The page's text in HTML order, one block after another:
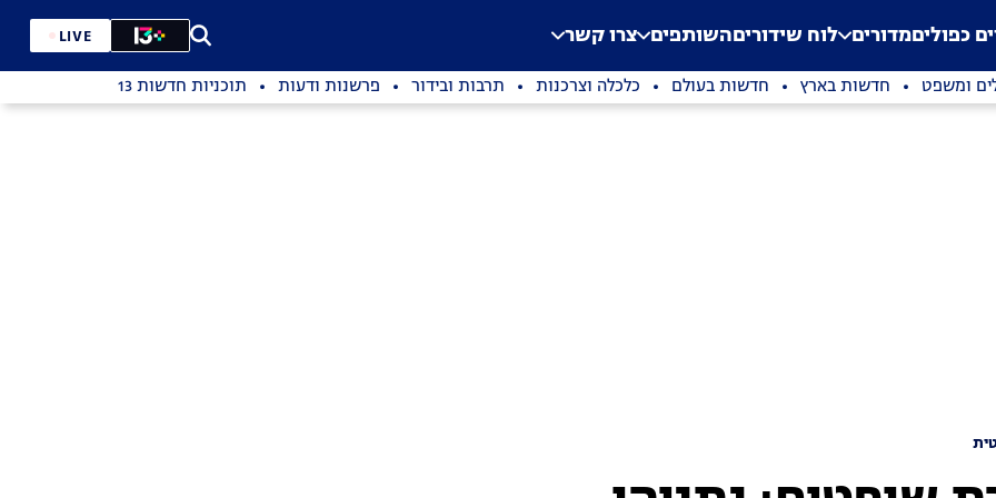
Application error: a
. כפוליםמדורים לוח שידוריםהשותפים צרו קשר LIVE
ומשפט חדשות בארץ חדשות בעולם כלכלה וצרכנות תרבות ובידור פרשנות ודעות תוכניות חדשות 13